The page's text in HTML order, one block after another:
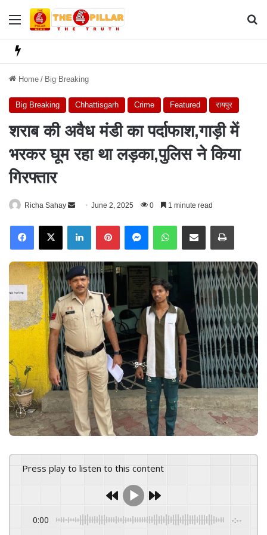
Menu
Home / Big Breaking
Big Breaking Chhattisgarh Crime Featured रायपुर
शराब की अवैध मंडी का पर्दाफाश,गाड़ी में
भरकर घूम रहा था लड़का,पुलिस ने किया
गिरफ्तार
Richa Sahay
n
d
a
n
e
m
a
i
l
June 2, 2025 0 1 minute read
X
Press play to listen to this content
0:00 -:--